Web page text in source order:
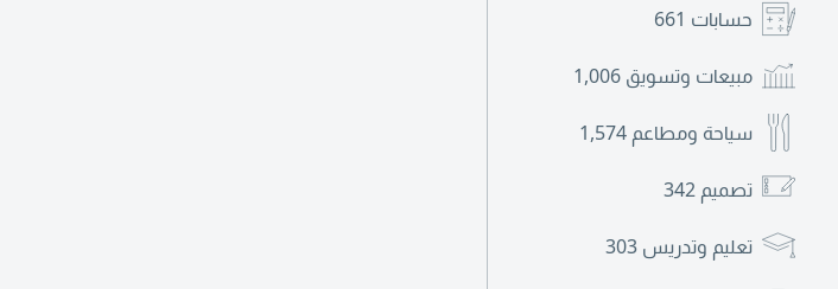
حسابات 661
مبيعات وتسويق 1,006
سياحة ومطاعم 1,574
تصميم 342
تعليم وتدريس 303